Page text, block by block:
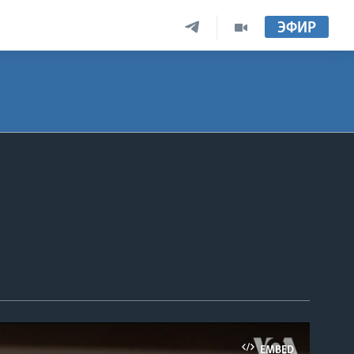
ЭФИР
EMBED